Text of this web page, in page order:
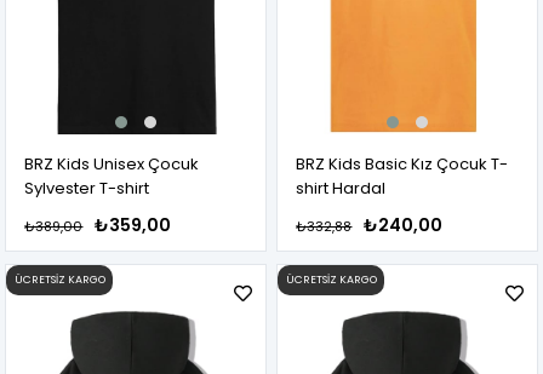
BRZ Kids Unisex Çocuk
Sylvester T-shirt
₺359,00
₺389,00
BRZ Kids Basic Kız Çocuk T-
shirt Hardal
₺240,00
₺332,88
ÜCRETSIZ KARGO ÜCRETSIZ KARGO